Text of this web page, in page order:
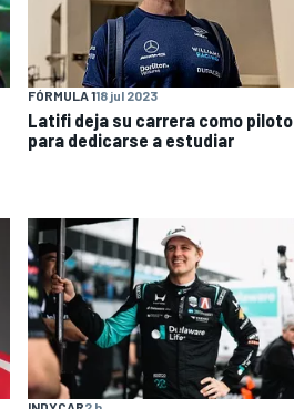
FÓRMULA 118 jul 2023
Latifi deja su carrera como piloto
para dedicarse a estudiar